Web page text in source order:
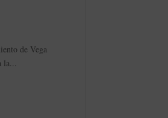
de Vega
la...